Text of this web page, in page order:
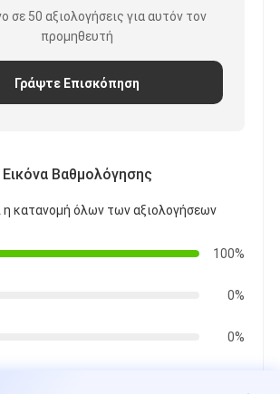
σε 50 αξιολογήσεις για αυτόν τον
προμηθευτή
Γράψτε Επισκόπηση
Εικόνα Βαθμολόγησης
η κατανομή όλων των αξιολογήσεων
100%
0%
0%